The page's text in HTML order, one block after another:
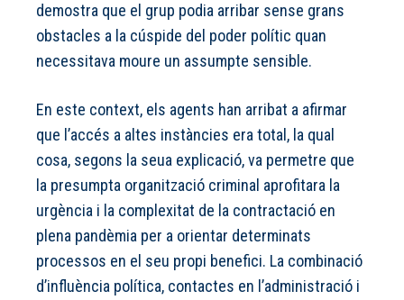
demostra que el grup podia arribar sense grans
obstacles a la cúspide del poder polític quan
necessitava moure un assumpte sensible.
En este context, els agents han arribat a afirmar
que l’accés a altes instàncies era total, la qual
cosa, segons la seua explicació, va permetre que
la presumpta organització criminal aprofitara la
urgència i la complexitat de la contractació en
plena pandèmia per a orientar determinats
processos en el seu propi benefici. La combinació
d’influència política, contactes en l’administració i